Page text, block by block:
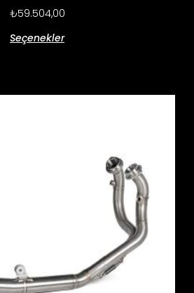
₺59.504,00
Seçenekler